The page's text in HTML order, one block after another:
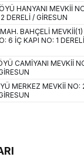
HANYANI MEVKİİ
DERELİ / GİRESUN
BAHÇELİ
6 İÇ KAPI NO: 1
CAMİYANI MEVKİİ
MERKEZ MEVKİİ NO: